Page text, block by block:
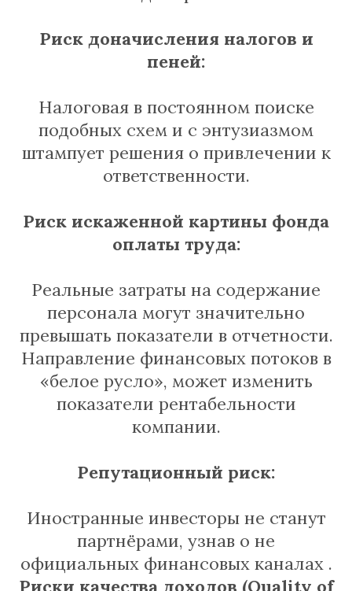
Риск доначисления налогов и
пеней:
Налоговая в постоянном поиске
подобных схем и с энтузиазмом
штампует решения о привлечении к
ответственности.
Риск искаженной картины фонда
оплаты труда:
Реальные затраты на содержание
персонала могут значительно
превышать показатели в отчетности.
Направление финансовых потоков в
«белое русло», может изменить
показатели рентабельности
компании.
Репутационный риск:
Иностранные инвесторы не станут
партнёрами, узнав о не
официальных финансовых каналах .
Риски качества доходов (Quality of